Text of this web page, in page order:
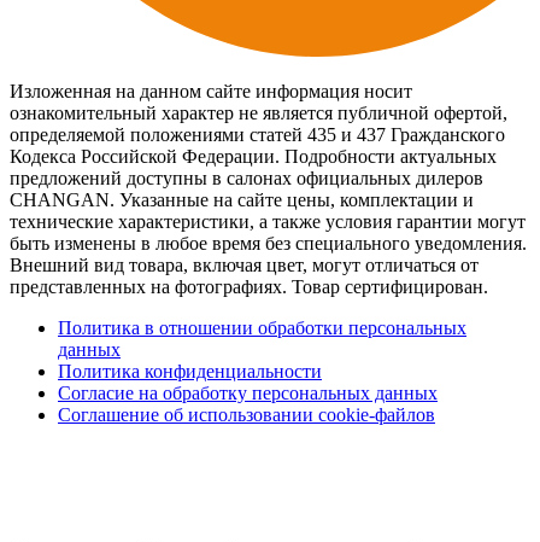
Изложенная на данном сайте информация носит
ознакомительный характер не является публичной офертой,
определяемой положениями статей 435 и 437 Гражданского
Кодекса Российской Федерации. Подробности актуальных
предложений доступны в салонах официальных дилеров
CHANGAN. Указанные на сайте цены, комплектации и
технические характеристики, а также условия гарантии могут
быть изменены в любое время без специального уведомления.
Внешний вид товара, включая цвет, могут отличаться от
представленных на фотографиях. Товар сертифицирован.
Политика в отношении обработки персональных
данных
Политика конфиденциальности
Согласие на обработку персональных данных
Соглашение об использовании cookie-файлов